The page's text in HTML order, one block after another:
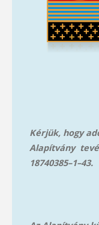
2025
Kérjük, hogy
Alapítvány
18740385–1–43.